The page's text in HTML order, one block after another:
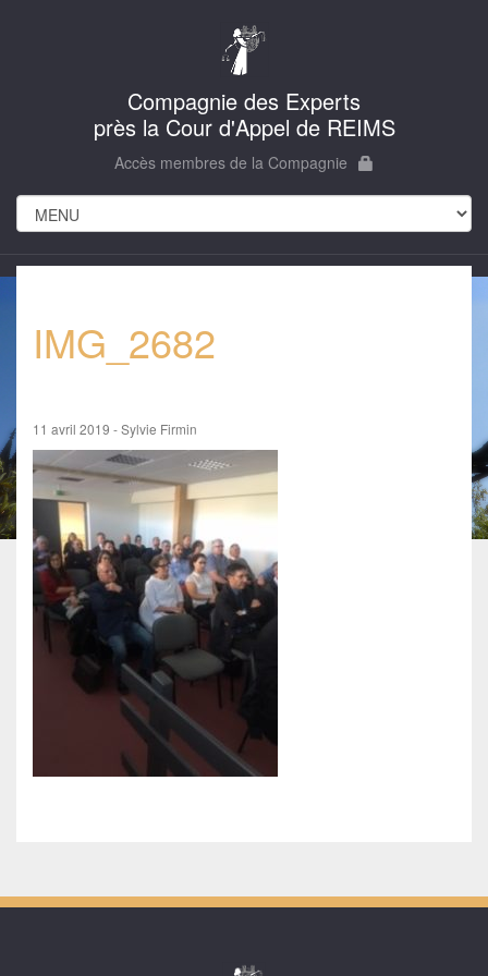
Compagnie des Experts
près la Cour d'Appel de REIMS
Accès membres de la Compagnie
IMG_2682
11 avril 2019 - Sylvie Firmin